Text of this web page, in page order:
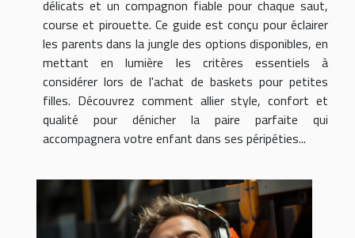
délicats et un compagnon fiable pour chaque saut,
course et pirouette. Ce guide est conçu pour éclairer
les parents dans la jungle des options disponibles, en
mettant en lumière les critères essentiels à
considérer lors de l'achat de baskets pour petites
filles. Découvrez comment allier style, confort et
qualité pour dénicher la paire parfaite qui
accompagnera votre enfant dans ses péripéties...